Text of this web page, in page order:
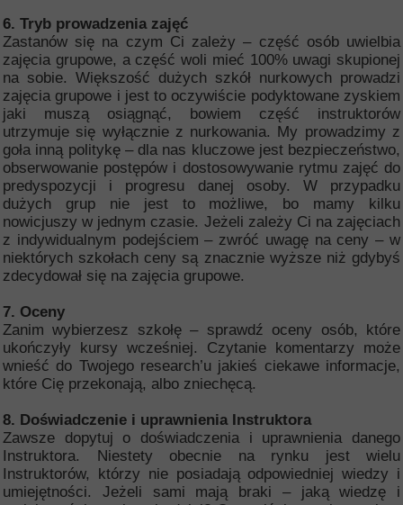
6. Tryb prowadzenia zajęć
Zastanów się na czym Ci zależy – część osób uwielbia
zajęcia grupowe, a część woli mieć 100% uwagi skupionej
na sobie. Większość dużych szkół nurkowych prowadzi
zajęcia grupowe i jest to oczywiście podyktowane zyskiem
jaki muszą osiągnąć, bowiem część instruktorów
utrzymuje się wyłącznie z nurkowania. My prowadzimy z
goła inną politykę – dla nas kluczowe jest bezpieczeństwo,
obserwowanie postępów i dostosowywanie rytmu zajęć do
predyspozycji i progresu danej osoby. W przypadku
dużych grup nie jest to możliwe, bo mamy kilku
nowicjuszy w jednym czasie. Jeżeli zależy Ci na zajęciach
z indywidualnym podejściem – zwróć uwagę na ceny – w
niektórych szkołach ceny są znacznie wyższe niż gdybyś
zdecydował się na zajęcia grupowe.
7. Oceny
Zanim wybierzesz szkołę – sprawdź oceny osób, które
ukończyły kursy wcześniej. Czytanie komentarzy może
wnieść do Twojego research’u jakieś ciekawe informacje,
które Cię przekonają, albo zniechęcą.
8. Doświadczenie i uprawnienia Instruktora
Zawsze dopytuj o doświadczenia i uprawnienia danego
Instruktora. Niestety obecnie na rynku jest wielu
Instruktorów, którzy nie posiadają odpowiedniej wiedzy i
umiejętności. Jeżeli sami mają braki – jaką wiedzę i